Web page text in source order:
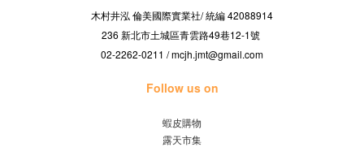
木村井泓 倫美國際實業社/統編 42088914
236 新北市土城區青雲路49巷12-1號
02-2262-0211 / mcjh.jmt@gmail.com
Follow us on
蝦皮購物
露天市集